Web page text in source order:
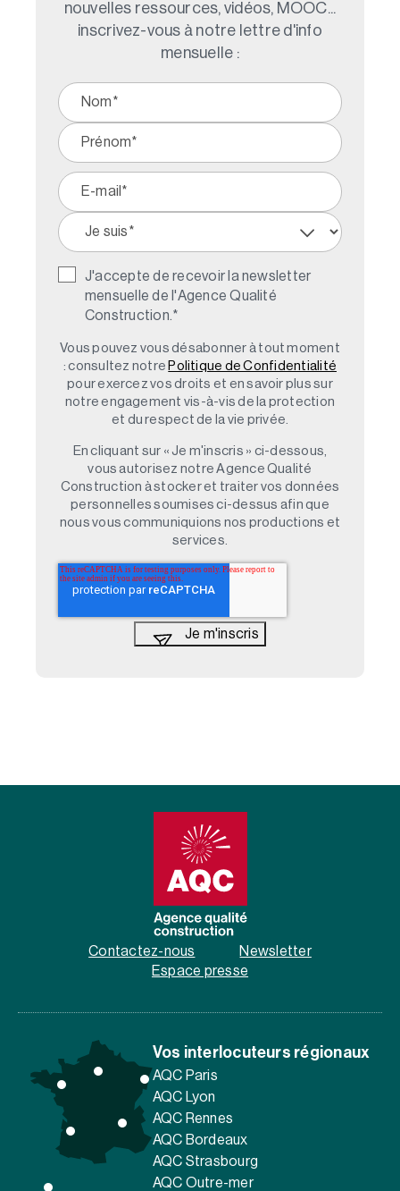
nouvelles ressources, vidéos, MOOC...
inscrivez-vous à notre lettre d'info
mensuelle :
J'accepte de recevoir la newsletter
mensuelle de l'Agence Qualité
Construction. *
Vous pouvez vous désabonner à tout moment
: consultez notre Politique de Confidentialité
pour exercez vos droits et en savoir plus sur
notre engagement vis-à-vis de la protection
et du respect de la vie privée.
En cliquant sur « Je m'inscris » ci-dessous,
vous autorisez notre Agence Qualité
Construction à stocker et traiter vos données
personnelles soumises ci-dessus afin que
nous vous communiquions nos productions et
services.
Contactez-nous
Newsletter
Espace presse
Vos interlocuteurs régionaux
AQC Paris
AQC Lyon
AQC Rennes
AQC Bordeaux
AQC Strasbourg
AQC Outre-mer